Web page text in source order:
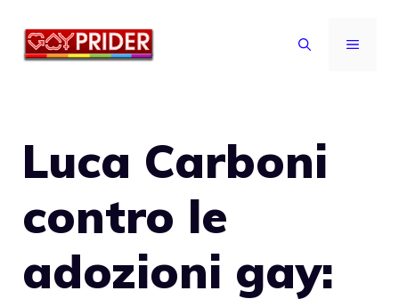
MENU
Luca Carboni
contro le
adozioni gay: